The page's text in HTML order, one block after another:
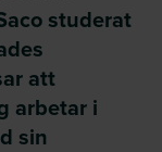
studerat
att
arbetar i
sin